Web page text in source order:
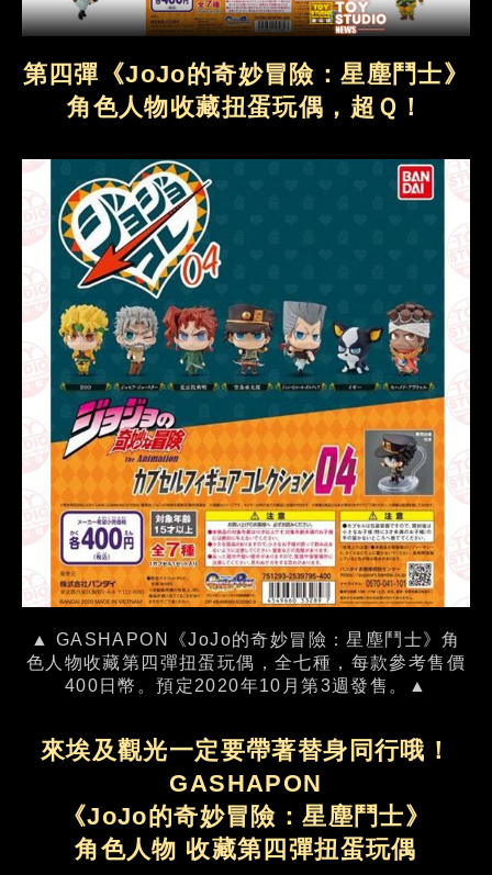
第四彈《JoJo的奇妙冒險：星塵鬥士》
角色人物收藏扭蛋玩偶，超Ｑ！
▲ GASHAPON《JoJo的奇妙冒險：星塵鬥士》角
色人物收藏第四彈扭蛋玩偶，全七種，每款參考售價
400日幣。預定2020年10月第3週發售。▲
來埃及觀光一定要帶著替身同行哦！
GASHAPON
《JoJo的奇妙冒險：星塵鬥士》
角色人物 收藏第四彈扭蛋玩偶